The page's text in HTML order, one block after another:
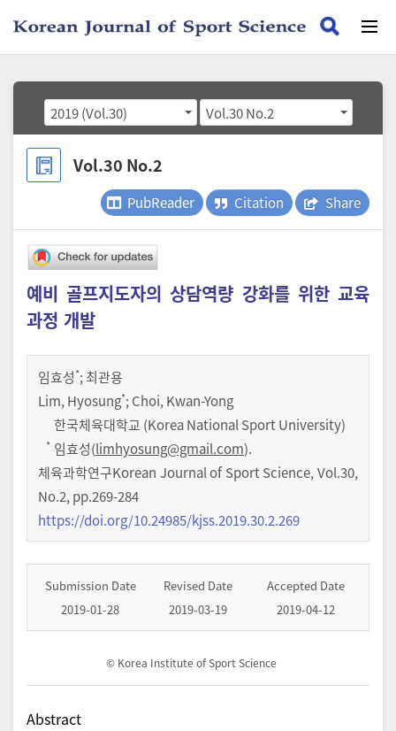
2019 (Vol.30) Vol.30 No.2
Vol.30 No.2
PubReader Citation Share
예비 골프지도자의 상담역량 강화를 위한 교육
과정 개발
임효성*;최관용
Lim, Hyosung*; Choi, Kwan-Yong
한국체육대학교 (Korea National Sport University)
* 임효성(limhyosung@gmail.com).
체육과학연구Korean Journal of Sport Science,Vol.30,
No.2,pp.269-284
https://doi.org/10.24985/kjss.2019.30.2.269
Submission Date
2019-01-28
Revised Date
2019-03-19
Accepted Date
2019-04-12
© Korea Institute of Sport Science
Abstract